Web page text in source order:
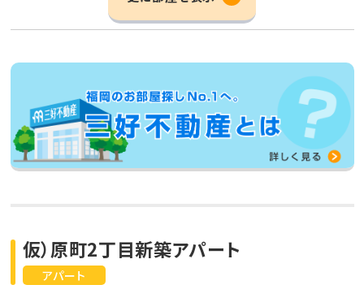
アパート
仮）原町2丁目新築アパート